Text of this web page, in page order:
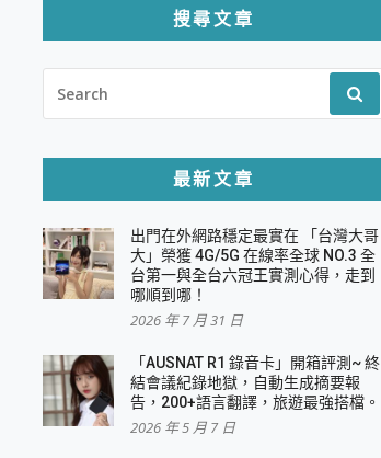
Solo 3 2.5K高畫質戶外攝影機 開箱 評
筆電 Copilot+ PC
航與 IP69K 高防護
與軍規防摔殼完整開箱評價
評測
，一篇全看懂
影機｜結合「 智慧投影 & 煥彩流動 」的沈浸
系列 輕量無線電競滑鼠 開箱 評測
工辦公、爽度滿滿的終極桌面體驗
件品牌
」好康大放送
行動電源 開箱 評測
搜尋文章
FOR:
最新文章
出門在外網路穩定最實在 「台灣大哥
大」榮獲 4G/5G 在線率全球 NO.3 全
台第一與全台六冠王實測心得，走到
哪順到哪！
2026 年 7 月 31 日
「AUSNAT R1 錄音卡」開箱評測~ 終
結會議紀錄地獄，自動生成摘要報
告，200+語言翻譯，旅遊最強搭檔。
2026 年 5 月 7 日